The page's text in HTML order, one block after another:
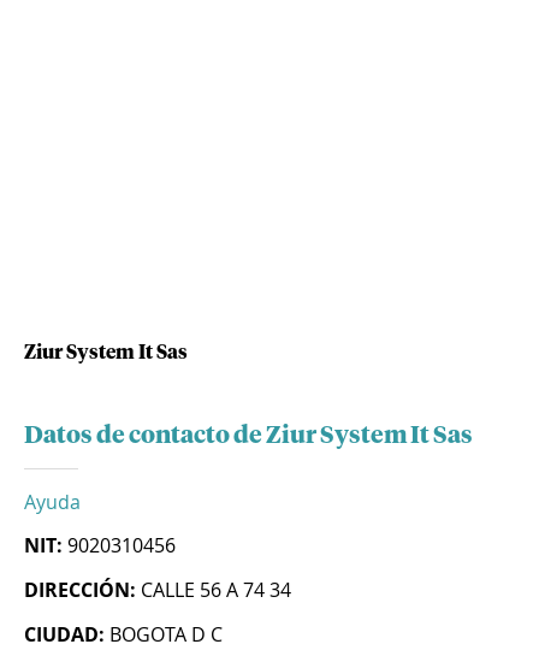
Ziur System It Sas
Datos de contacto de Ziur System It Sas
Ayuda
NIT: 9020310456
DIRECCIÓN: CALLE 56 A 74 34
CIUDAD: BOGOTA D C